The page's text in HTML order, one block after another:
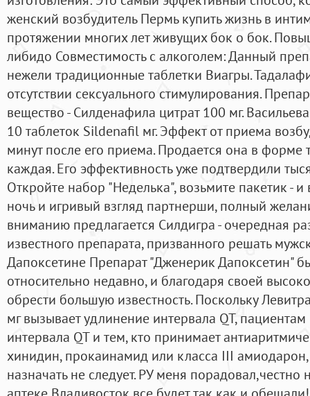
женский возбудитель Пермь купить жизнь в
протяжении многих лет живущих бок о бок.
либидо Совместимость с алкоголем: Данный
нежели традиционные таблетки Виагры.
отсутствии сексуального стимулирования.
вещество - Силденафила цитрат 100 мг.
10 таблеток Sildenafil мг. Эффект от приема
минут после его приема. Продается она в
каждая. Его эффективность уже подтвердили
Откройте набор "Неделька", возьмите пакетик -
ночь и игривый взгляд партнерши, полный
вниманию предлагается Силдигра - очередная
известного препарата, призванного решать
Дапоксетине Препарат "Дженерик Дапоксетин"
относительно недавно, и благодаря своей
обрести большую известность. Поскольку
мг вызывает удлинение интервала QT,
интервала QT и тем, кто принимает
хинидин, прокаинамид или класса III амиодарон,
назначать не следует. РУ меня